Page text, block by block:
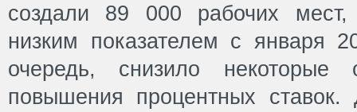
создали 89 000 рабочих
низким показателем с января
очередь, снизило некоторые
повышения процентных ставок.